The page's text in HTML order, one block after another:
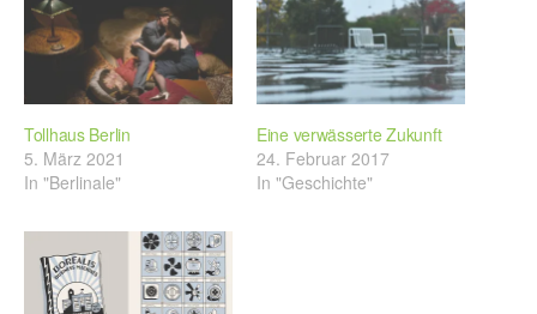
Tollhaus Berlin
5. März 2021
In "Berlinale"
Eine verwässerte Zukunft
24. Februar 2017
In "Geschichte"